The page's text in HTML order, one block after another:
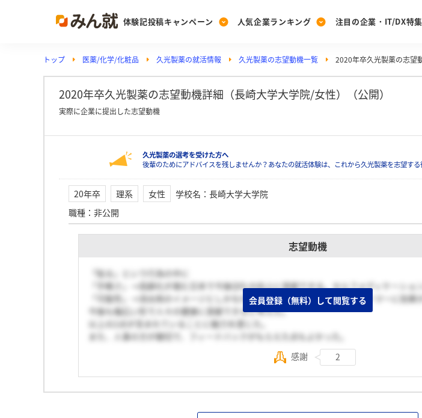
体験記投稿キャンペーン
Post
投稿する
[27卒] 本選考体験記投稿
人気企業ランキング
Ranking
ランキングを見る
みんなのDX企業就職ブラ
Vote
投票する
注目の企業・IT/DX特集
PickUp
注目の企業特集
トップ 医薬/化学/化粧品 久光製薬の就活情報 久光製薬の志望動機一覧 2020年卒久光製薬の志望
2020年卒久光製薬の志望動機詳細（長崎大学大学院/女性）（公開）
実際に企業に提出した志望動機
久光製薬の選考を受けた方へ
後輩のためにアドバイスを残しませんか？あなたの就活体験は、これから久光製薬を志望する
20年卒 理系 女性 学校名 ： 長崎大学大学院
職種 ： 非公開
志望動機
「貼る」という行為の中に
「手軽さ」→高齢化が進む日本で今後QOLの向上に貢献できる。セルフメディケーショ
「可能性」→消炎剤のイメージとしかなかったが、ホルモン剤やアルツハイマーに効果
今後も幅広い形で人々の健康に貢献できると考えた。
以上の2点が含まれていることに魅力を感じた。
また、人事の方が親切で、フィードバックがもらえた点もよかった。
会員登録（無料）して閲覧する
感謝 2